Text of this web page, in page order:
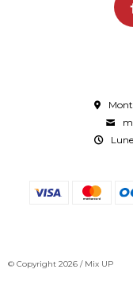
© Copyright 2026 / Mix UP